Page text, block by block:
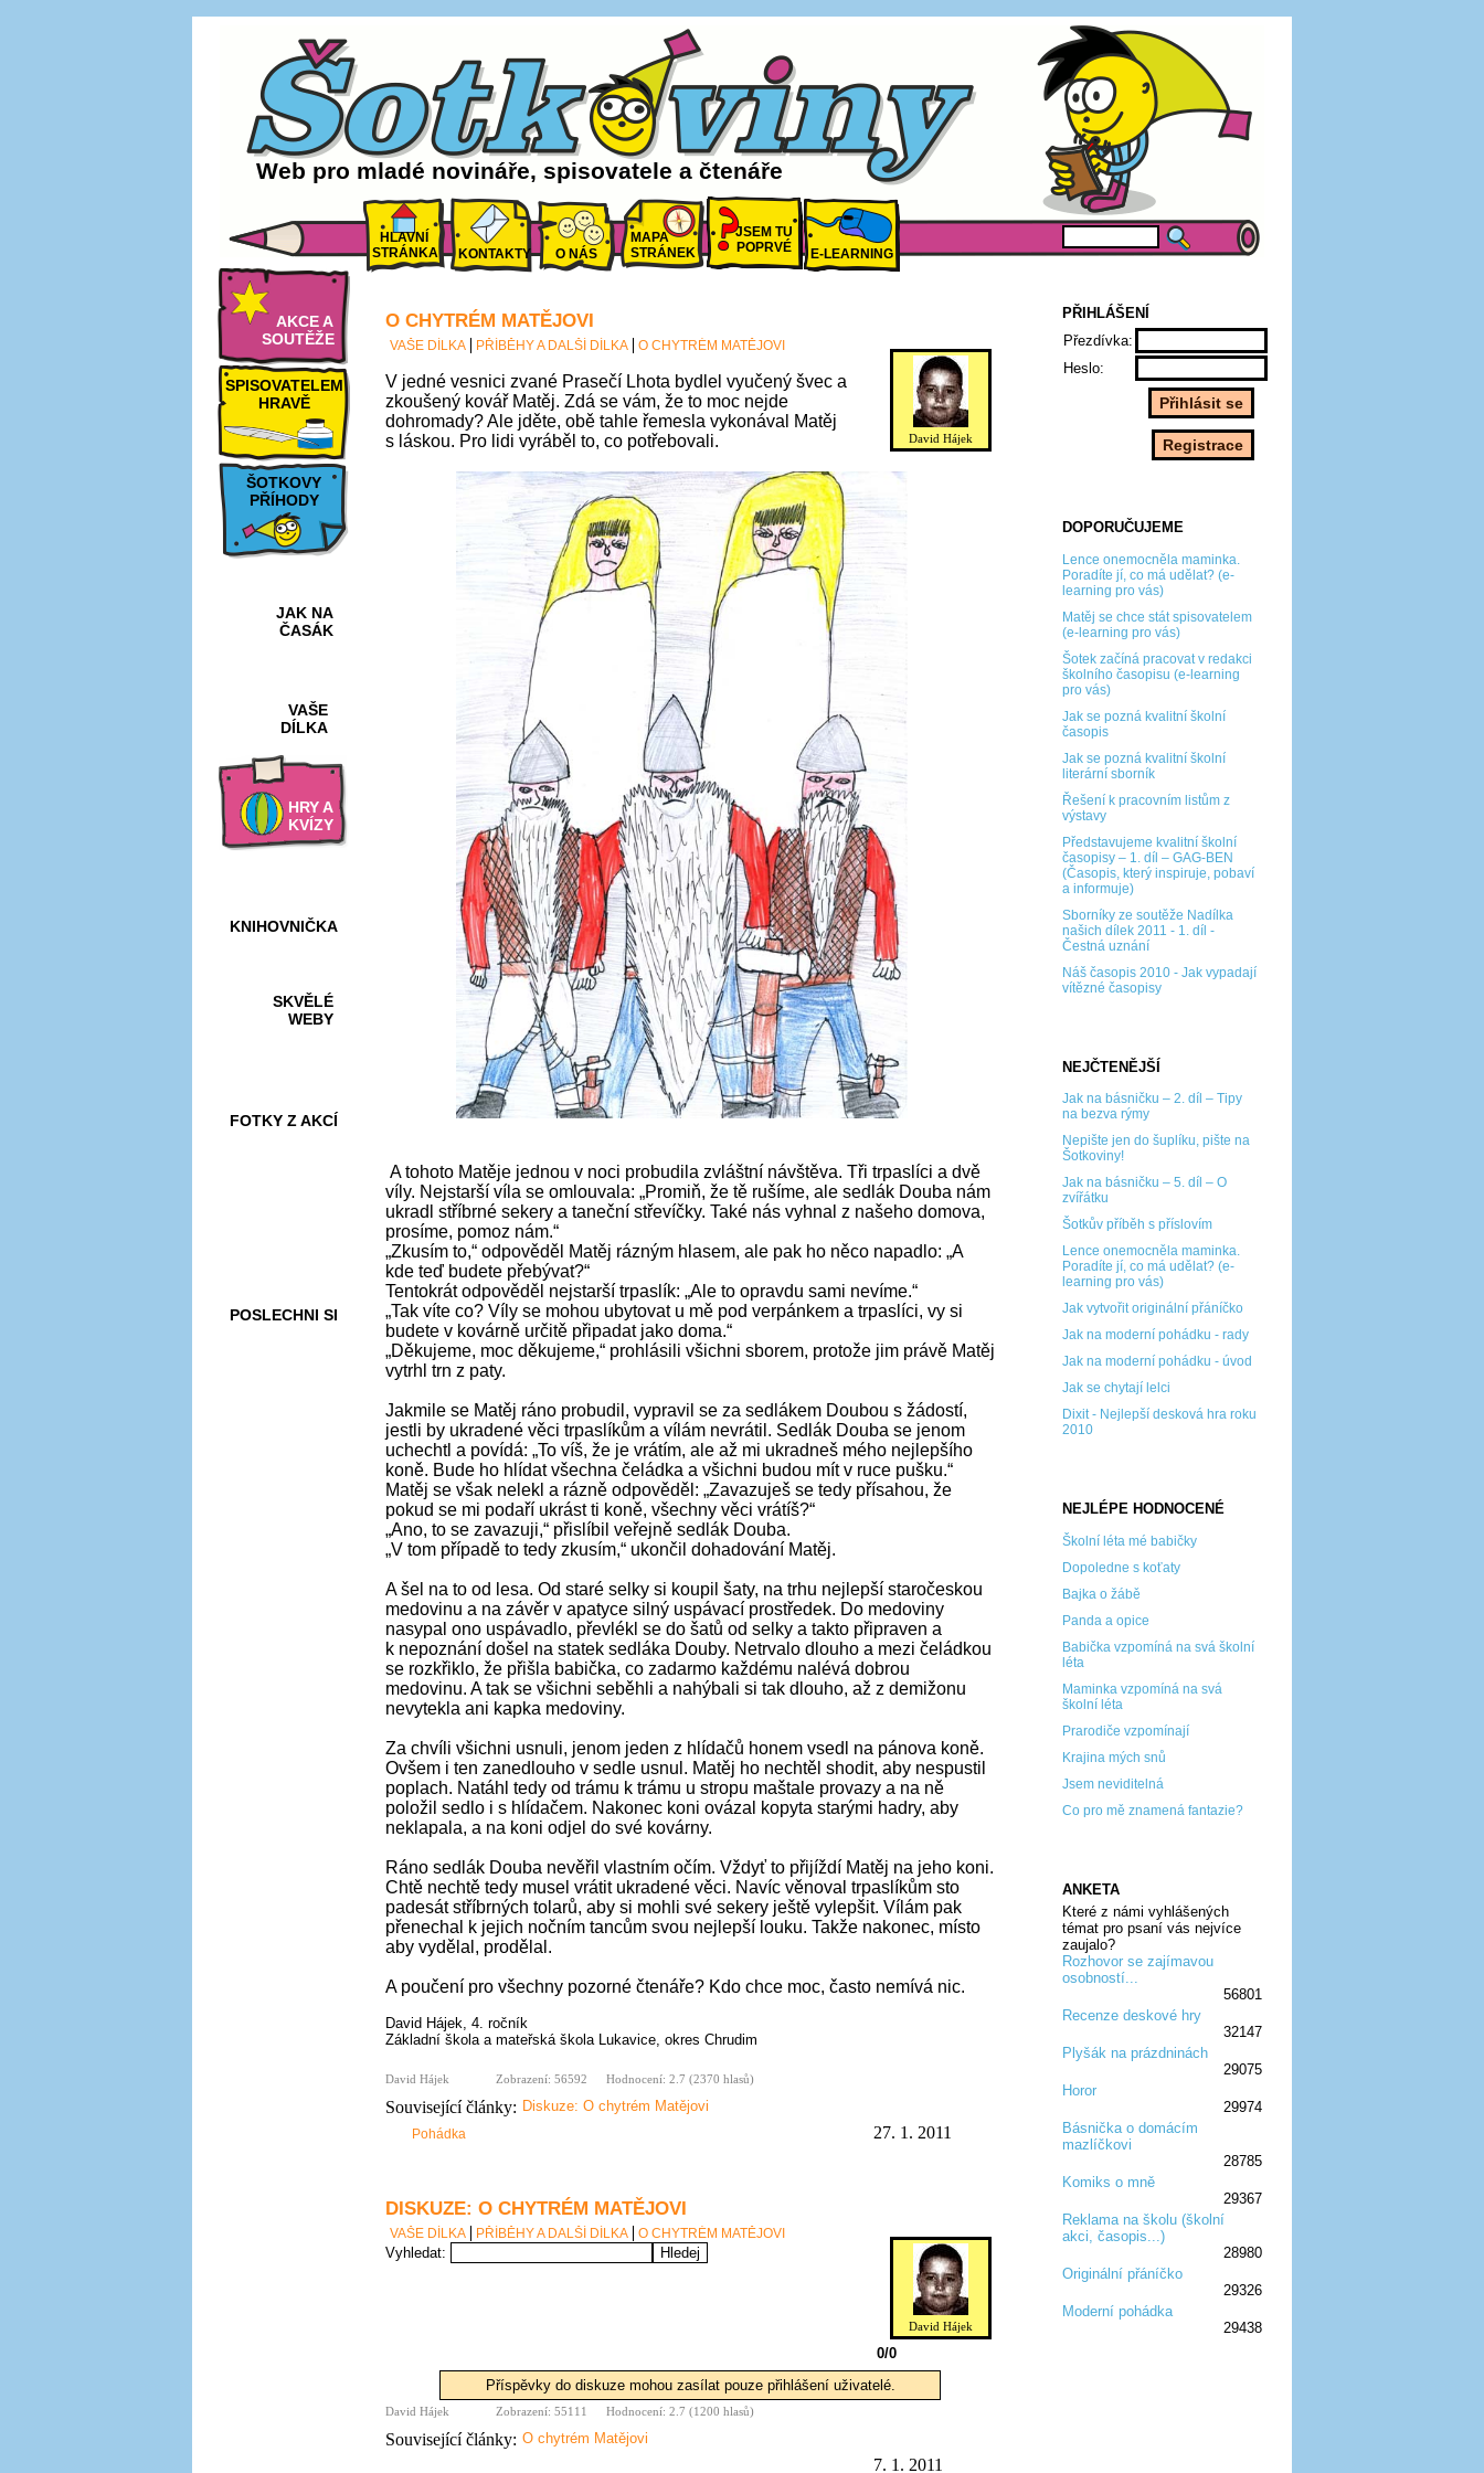
Web pro mladé novináře, spisovatele a čtenáře
HLAVNÍ
STRÁNKA
KONTAKTY O NÁS
MAPA
STRÁNEK
JSEM TU
POPRVÉ
E-LEARNING
AKCE A
SOUTĚŽE
SPISOVATELEM
HRAVĚ
ŠOTKOVY
PŘÍHODY
JAK NA
ČASÁK
VAŠE
DÍLKA
HRY A
KVÍZY
KNIHOVNIČKA
SKVĚLÉ
WEBY
FOTKY Z AKCÍ
POSLECHNI SI
PŘIHLÁŠENÍ
Přezdívka:
Heslo:
DOPORUČUJEME
Lence onemocněla maminka.
Poradíte jí, co má udělat? (e-
learning pro vás)
Matěj se chce stát spisovatelem
(e-learning pro vás)
Šotek začíná pracovat v redakci
školního časopisu (e-learning
pro vás)
Jak se pozná kvalitní školní
časopis
Jak se pozná kvalitní školní
literární sborník
Řešení k pracovním listům z
výstavy
Představujeme kvalitní školní
časopisy – 1. díl – GAG-BEN
(Časopis, který inspiruje, pobaví
a informuje)
Sborníky ze soutěže Nadílka
našich dílek 2011 - 1. díl -
Čestná uznání
Náš časopis 2010 - Jak vypadají
vítězné časopisy
NEJČTENĚJŠÍ
Jak na básničku – 2. díl – Tipy
na bezva rýmy
Nepište jen do šuplíku, pište na
Šotkoviny!
Jak na básničku – 5. díl – O
zvířátku
Šotkův příběh s příslovím
Lence onemocněla maminka.
Poradíte jí, co má udělat? (e-
learning pro vás)
Jak vytvořit originální přáníčko
Jak na moderní pohádku - rady
Jak na moderní pohádku - úvod
Jak se chytají lelci
Dixit - Nejlepší desková hra roku
2010
NEJLÉPE HODNOCENÉ
Školní léta mé babičky
Dopoledne s koťaty
Bajka o žábě
Panda a opice
Babička vzpomíná na svá školní
léta
Maminka vzpomíná na svá
školní léta
Prarodiče vzpomínají
Krajina mých snů
Jsem neviditelná
Co pro mě znamená fantazie?
ANKETA
Které z námi vyhlášených
témat pro psaní vás nejvíce
zaujalo?
Rozhovor se zajímavou
osobností...
56801
Recenze deskové hry
32147
Plyšák na prázdninách
29075
Horor
29974
Básnička o domácím
mazlíčkovi
28785
Komiks o mně
29367
:D
Reklama na školu (školní
akci, časopis...)
28980
Originální přáníčko
29326
Moderní pohádka
29438
O CHYTRÉM MATĚJOVI
David Hájek
VAŠE DÍLKA PŘÍBĚHY A DALŠÍ DÍLKA O CHYTRÉM MATĚJOVI
V jedné vesnici zvané Prasečí Lhota bydlel vyučený švec a
zkoušený kovář Matěj. Zdá se vám, že to moc nejde
dohromady? Ale jděte, obě tahle řemesla vykonával Matěj
s láskou. Pro lidi vyráběl to, co potřebovali.
A tohoto Matěje jednou v noci probudila zvláštní návštěva. Tři trpaslíci a dvě
víly. Nejstarší víla se omlouvala: „Promiň, že tě rušíme, ale sedlák Douba nám
ukradl stříbrné sekery a taneční střevíčky. Také nás vyhnal z našeho domova,
prosíme, pomoz nám.“
„Zkusím to,“ odpověděl Matěj rázným hlasem, ale pak ho něco napadlo: „A
kde teď budete přebývat?“
Tentokrát odpověděl nejstarší trpaslík: „Ale to opravdu sami nevíme.“
„Tak víte co? Víly se mohou ubytovat u mě pod verpánkem a trpaslíci, vy si
budete v kovárně určitě připadat jako doma.“
„Děkujeme, moc děkujeme,“ prohlásili všichni sborem, protože jim právě Matěj
vytrhl trn z paty.
Jakmile se Matěj ráno probudil, vypravil se za sedlákem Doubou s žádostí,
jestli by ukradené věci trpaslíkům a vílám nevrátil. Sedlák Douba se jenom
uchechtl a povídá: „To víš, že je vrátím, ale až mi ukradneš mého nejlepšího
koně. Bude ho hlídat všechna čeládka a všichni budou mít v ruce pušku.“
Matěj se však nelekl a rázně odpověděl: „Zavazuješ se tedy přísahou, že
pokud se mi podaří ukrást ti koně, všechny věci vrátíš?“
„Ano, to se zavazuji,“ přislíbil veřejně sedlák Douba.
„V tom případě to tedy zkusím,“ ukončil dohadování Matěj.
A šel na to od lesa. Od staré selky si koupil šaty, na trhu nejlepší staročeskou
medovinu a na závěr v apatyce silný uspávací prostředek. Do medoviny
nasypal ono uspávadlo, převlékl se do šatů od selky a takto připraven a
k nepoznání došel na statek sedláka Douby. Netrvalo dlouho a mezi čeládkou
se rozkřiklo, že přišla babička, co zadarmo každému nalévá dobrou
medovinu. A tak se všichni seběhli a nahýbali si tak dlouho, až z demižonu
nevytekla ani kapka medoviny.
Za chvíli všichni usnuli, jenom jeden z hlídačů honem vsedl na pánova koně.
Ovšem i ten zanedlouho v sedle usnul. Matěj ho nechtěl shodit, aby nespustil
poplach. Natáhl tedy od trámu k trámu u stropu maštale provazy a na ně
položil sedlo i s hlídačem. Nakonec koni ovázal kopyta starými hadry, aby
neklapala, a na koni odjel do své kovárny.
Ráno sedlák Douba nevěřil vlastním očím. Vždyť to přijíždí Matěj na jeho koni.
Chtě nechtě tedy musel vrátit ukradené věci. Navíc věnoval trpaslíkům sto
padesát stříbrných tolarů, aby si mohli své sekery ještě vylepšit. Vílám pak
přenechal k jejich nočním tancům svou nejlepší louku. Takže nakonec, místo
aby vydělal, prodělal.
A poučení pro všechny pozorné čtenáře? Kdo chce moc, často nemívá nic.
David Hájek, 4. ročník
Základní škola a mateřská škola Lukavice, okres Chrudim
David Hájek Zobrazení: 56592 Hodnocení: 2.7 (2370 hlasů)
Související články: Diskuze: O chytrém Matějovi
Pohádka 27. 1. 2011
DISKUZE: O CHYTRÉM MATĚJOVI
David Hájek
VAŠE DÍLKA PŘÍBĚHY A DALŠÍ DÍLKA O CHYTRÉM MATĚJOVI
Vyhledat:
0/0
Příspěvky do diskuze mohou zasílat pouze přihlášení uživatelé.
David Hájek Zobrazení: 55111 Hodnocení: 2.7 (1200 hlasů)
Související články: O chytrém Matějovi
7. 1. 2011